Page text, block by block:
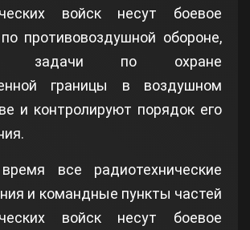
войск несут боевое
противовоздушной обороне,
задачи по охране
границы в воздушном
и контролируют порядок его
все радиотехнические
и командные пункты частей
войск несут боевое